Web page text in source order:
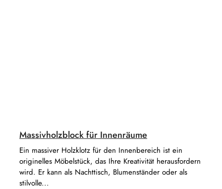
Massivholzblock für Innenräume
Ein massiver Holzklotz für den Innenbereich ist ein
originelles Möbelstück, das Ihre Kreativität herausfordern
wird. Er kann als Nachttisch, Blumenständer oder als
stilvolle...